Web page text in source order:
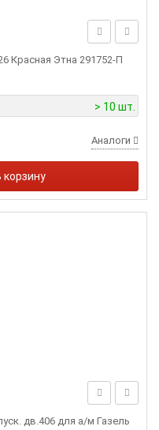
Красная Этна 291752-П
> 10 шт.
Аналоги
корзину
дв.406 для а/м Газель